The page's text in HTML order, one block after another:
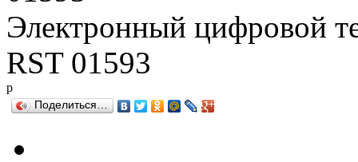
Электронный цифровой
RST 01593
р
Поделиться…